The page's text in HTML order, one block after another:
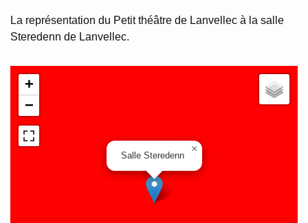
La représentation du Petit théâtre de Lanvellec à la salle
Steredenn de Lanvellec.
Salle Steredenn
×
+
−